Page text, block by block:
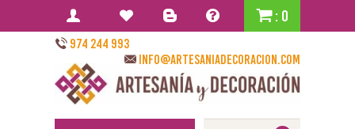
: 0
974 244 993
info@artesaniadecoracion.com